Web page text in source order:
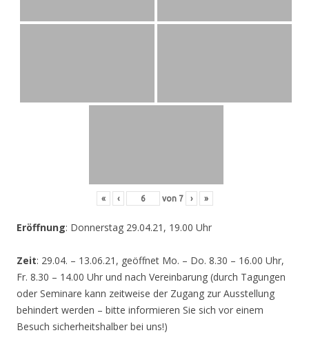
« ‹ von 7 › »
Eröffnung: Donnerstag 29.04.21, 19.00 Uhr
Zeit: 29.04. – 13.06.21, geöffnet Mo. – Do. 8.30 – 16.00 Uhr,
Fr. 8.30 – 14.00 Uhr und nach Vereinbarung (durch Tagungen
oder Seminare kann zeitweise der Zugang zur Ausstellung
behindert werden – bitte informieren Sie sich vor einem
Besuch sicherheitshalber bei uns!)